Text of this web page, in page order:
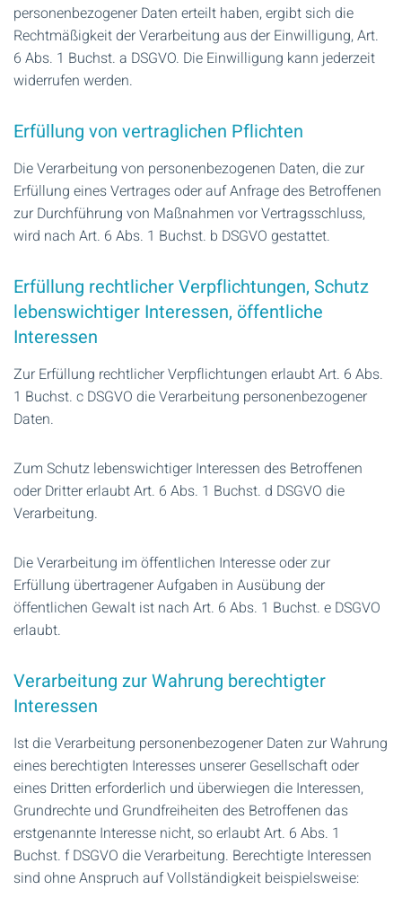
personenbezogener Daten erteilt haben, ergibt sich die
Rechtmäßigkeit der Verarbeitung aus der Einwilligung, Art.
6 Abs. 1 Buchst. a DSGVO. Die Einwilligung kann jederzeit
widerrufen werden.
Erfüllung von vertraglichen Pflichten
Die Verarbeitung von personenbezogenen Daten, die zur
Erfüllung eines Vertrages oder auf Anfrage des Betroffenen
zur Durchführung von Maßnahmen vor Vertragsschluss,
wird nach Art. 6 Abs. 1 Buchst. b DSGVO gestattet.
Erfüllung rechtlicher Verpflichtungen, Schutz
lebenswichtiger Interessen, öffentliche
Interessen
Zur Erfüllung rechtlicher Verpflichtungen erlaubt Art. 6 Abs.
1 Buchst. c DSGVO die Verarbeitung personenbezogener
Daten.
Zum Schutz lebenswichtiger Interessen des Betroffenen
oder Dritter erlaubt Art. 6 Abs. 1 Buchst. d DSGVO die
Verarbeitung.
Die Verarbeitung im öffentlichen Interesse oder zur
Erfüllung übertragener Aufgaben in Ausübung der
öffentlichen Gewalt ist nach Art. 6 Abs. 1 Buchst. e DSGVO
erlaubt.
Verarbeitung zur Wahrung berechtigter
Interessen
Ist die Verarbeitung personenbezogener Daten zur Wahrung
eines berechtigten Interesses unserer Gesellschaft oder
eines Dritten erforderlich und überwiegen die Interessen,
Grundrechte und Grundfreiheiten des Betroffenen das
erstgenannte Interesse nicht, so erlaubt Art. 6 Abs. 1
Buchst. f DSGVO die Verarbeitung. Berechtigte Interessen
sind ohne Anspruch auf Vollständigkeit beispielsweise: